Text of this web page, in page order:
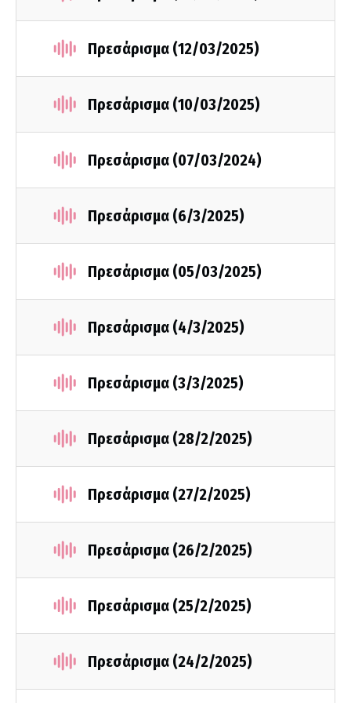
Πρεσάρισμα (12/03/2025)
Πρεσάρισμα (10/03/2025)
Πρεσάρισμα (07/03/2024)
Πρεσάρισμα (6/3/2025)
Πρεσάρισμα (05/03/2025)
Πρεσάρισμα (4/3/2025)
Πρεσάρισμα (3/3/2025)
Πρεσάρισμα (28/2/2025)
Πρεσάρισμα (27/2/2025)
Πρεσάρισμα (26/2/2025)
Πρεσάρισμα (25/2/2025)
Πρεσάρισμα (24/2/2025)